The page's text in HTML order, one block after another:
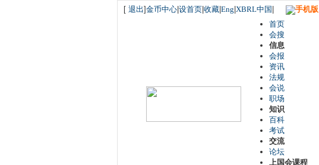
[ 退出]金币中心 设首页 收藏 Eng XBRL中国
手机版
首页
会搜
信息
会报
资讯
法规
会说
职场
知识
百科
考试
交流
论坛
上国会课程